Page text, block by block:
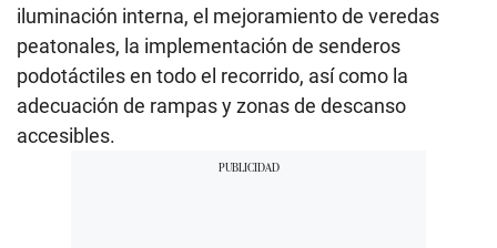
iluminación interna, el mejoramiento de veredas
peatonales, la implementación de senderos
podotáctiles en todo el recorrido, así como la
adecuación de rampas y zonas de descanso
accesibles.